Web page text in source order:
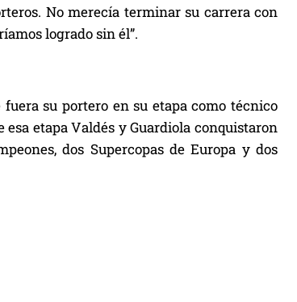
No merecía terminar su carrera con
logrado sin él”.
su portero en su etapa como técnico
etapa Valdés y Guardiola conquistaron
dos Supercopas de Europa y dos